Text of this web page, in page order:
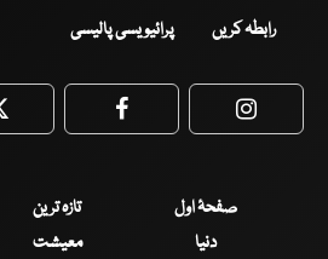
رابطہ کریں پرائیویسی پالیسی
Twitter Facebook
صفحۂ اول تازہ ترین
دنیا
معیشت